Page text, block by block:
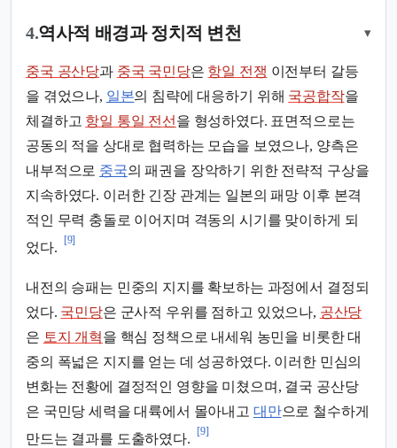
4.역사적 배경과 정치적 변천 ▾
중국 공산당과 중국 국민당은 항일 전쟁 이전부터 갈등
을 겪었으나, 일본의 침략에 대응하기 위해 국공합작을
체결하고 항일 통일 전선 을 형성하였다. 표면적으로는
공동의 적을 상대로 협력하는 모습을 보였으나, 양측은
내부적으로 중국의 패권을 장악하기 위한 전략적 구상을
지속하였다. 이러한 긴장 관계는 일본의 패망 이후 본격
적인 무력 충돌로 이어지며 격동의 시기를 맞이하게 되
었다.
[9]
내전의 승패는 민중의 지지를 확보하는 과정에서 결정되
었다. 국민당은 군사적 우위를 점하고 있었으나, 공산당
은 토지 개혁을 핵심 정책으로 내세워 농민을 비롯한 대
중의 폭넓은 지지를 얻는 데 성공하였다. 이러한 민심의
변화는 전황에 결정적인 영향을 미쳤으며, 결국 공산당
은 국민당 세력을 대륙에서 몰아내고 대만으로 철수하게
만드는 결과를 도출하였다.
[9]